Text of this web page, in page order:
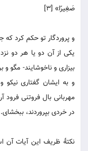
صَغِیرًا» [3]
و پروردگار تو حکم کرد که
یکی از آن دو یا هر دو
بیزاری و ناخوشایند- مگو و
و به ایشان گفتاری نیکو
مهربانی بال فروتنی فرود
در خردی بپروردند، ببخشای.
نکتۀ ظریف این آیات آن